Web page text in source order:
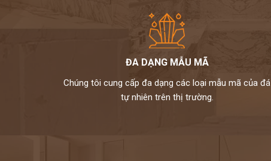
ĐA DẠNG MẪU MÃ
Chúng tôi cung cấp đa dạng các loại mẫu mã của đá
tự nhiên trên thị trường.